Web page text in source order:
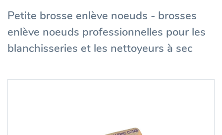
Petite brosse enlève noeuds - brosses
enlève noeuds professionnelles pour les
blanchisseries et les nettoyeurs à sec